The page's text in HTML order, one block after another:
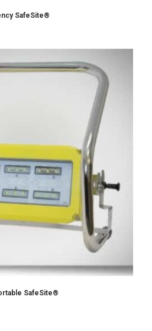
SafeSite®
SafeSite®